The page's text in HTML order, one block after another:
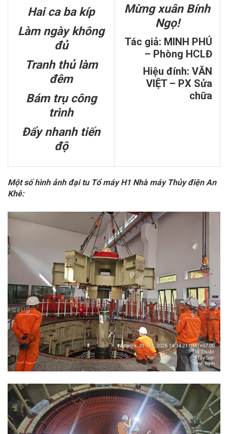
Hai ca ba kíp
Làm ngày không
đủ
Tranh thủ làm
đêm
Bám trụ công
trình
Đẩy nhanh tiến
độ
Mừng xuân Bính
Ngọ!
Tác giả: MINH PHÚ
– Phòng HCLĐ
Hiệu đính: VĂN
VIỆT – PX Sửa
chữa
Một số hình ảnh đại tu Tổ máy H1 Nhà máy Thủy điện An
Khê: